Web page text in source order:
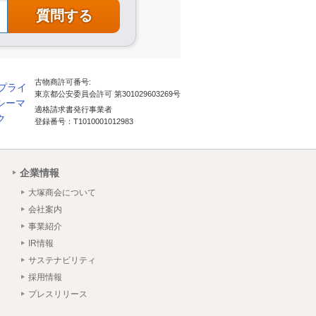
古物商許可番号:
東京都公安委員会許可 第301029603269号
適格請求書発行事業者
登録番号：T1010001012983
企業情報
大塚商会について
会社案内
事業紹介
IR情報
サステナビリティ
採用情報
プレスリリース